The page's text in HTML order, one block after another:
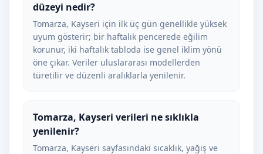
düzeyi nedir?
Tomarza, Kayseri için ilk üç gün genellikle yüksek
uyum gösterir; bir haftalık pencerede eğilim
korunur, iki haftalık tabloda ise genel iklim yönü
öne çıkar. Veriler uluslararası modellerden
türetilir ve düzenli aralıklarla yenilenir.
Tomarza, Kayseri verileri ne sıklıkla
yenilenir?
Tomarza, Kayseri sayfasındaki sıcaklık, yağış ve